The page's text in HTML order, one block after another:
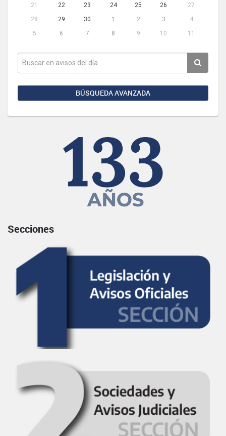
21
22 23 24 25 26
27
28
29 30 1 2 3
4
5
6 7 8 9 10 11
BÚSQUEDA AVANZADA
Secciones